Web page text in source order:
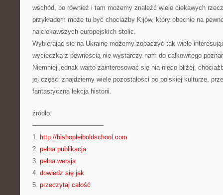
wschód, bo również i tam możemy znaleźć wiele ciekawych
przykładem może tu być chociażby Kijów, który obecnie na
najciekawszych europejskich stolic.
Wybierając się na Ukrainę możemy zobaczyć tak wiele
wycieczka z pewnością nie wystarczy nam do całkowitego
Niemniej jednak warto zainteresować się nią nieco bliżej,
jej części znajdziemy wiele pozostałości po polskiej kulturze,
fantastyczna lekcja historii.
źródło:
———————————
1. http://bishopleiboldschool.com
2. pełna publikacja
3. pełna wersja
4. dowiedz się jak
5. przeczytaj całość